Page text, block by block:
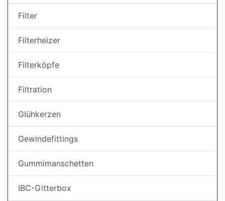
Filter
Filterheizer
Filterköpfe
Filtration
Glühkerzen
Gewindefittings
Gummimanschetten
IBC-Gitterbox